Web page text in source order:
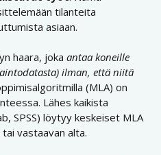
tilanteita
asiaan.
haara, joka antaa koneille
ilman, että niitä
(MLA) on
Lähes kaikista
SPSS) löytyy keskeiset MLA
vastaavan alta.